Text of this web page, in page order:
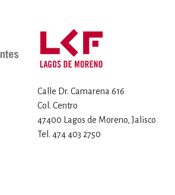
Calle Dr. Camarena 616
Col. Centro
47400 Lagos de Moreno, Jalisco
Tel. 474 403 2750